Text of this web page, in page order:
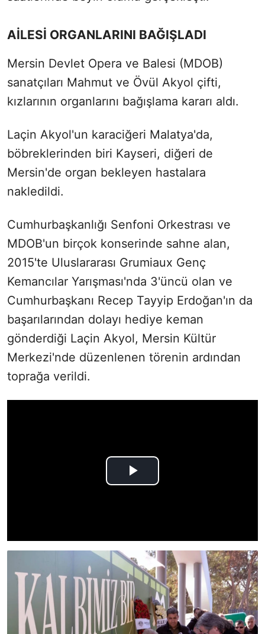
AİLESİ ORGANLARINI BAĞIŞLADI
Mersin Devlet Opera ve Balesi (MDOB)
sanatçıları Mahmut ve Övül Akyol çifti,
kızlarının organlarını bağışlama kararı aldı.
Laçin Akyol'un karaciğeri Malatya'da,
böbreklerinden biri Kayseri, diğeri de
Mersin'de organ bekleyen hastalara
nakledildi.
Cumhurbaşkanlığı Senfoni Orkestrası ve
MDOB'un birçok konserinde sahne alan,
2015'te Uluslararası Grumiaux Genç
Kemancılar Yarışması'nda 3'üncü olan ve
Cumhurbaşkanı Recep Tayyip Erdoğan'ın da
başarılarından dolayı hediye keman
gönderdiği Laçin Akyol, Mersin Kültür
Merkezi'nde düzenlenen törenin ardından
toprağa verildi.